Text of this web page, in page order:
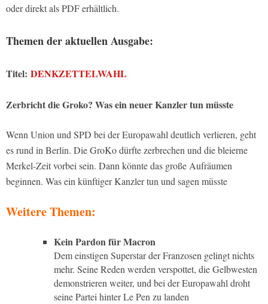
oder direkt als PDF erhältlich.
Themen der aktuellen Ausgabe:
Titel: DENKZETTELWAHL
Zerbricht die Groko? Was ein neuer Kanzler tun müsste
Wenn Union und SPD bei der Europawahl deutlich verlieren, geht
es rund in Berlin. Die GroKo dürfte zerbrechen und die bleierne
Merkel-Zeit vorbei sein. Dann könnte das große Aufräumen
beginnen. Was ein künftiger Kanzler tun und sagen müsste
Weitere Themen:
Kein Pardon für Macron
Dem einstigen Superstar der Franzosen gelingt nichts
mehr. Seine Reden werden verspottet, die Gelbwesten
demonstrieren weiter, und bei der Europawahl droht
seine Partei hinter Le Pen zu landen